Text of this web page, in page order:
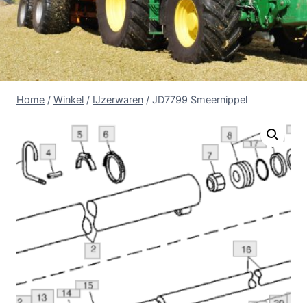
Home / Winkel / IJzerwaren / JD7799 Smeernippel